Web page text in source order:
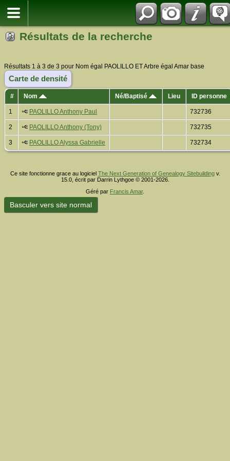
Résultats de la recherche
Résultats 1 à 3 de 3 pour Nom égal PAOLILLO ET Arbre égal Amar base
Carte de densité
# Nom Né/Baptisé Lieu ID personne
1 PAOLILLO Anthony Paul 732736
2 PAOLILLO Anthony (Tony) 732735
3 PAOLILLO Alyssa Gabrielle 732734
Ce site fonctionne grace au logiciel The Next Generation of Genealogy Sitebuildingv.
15.0, écrit par Darrin Lythgoe © 2001-2026.
Géré par Francis Amar.
Basculer vers site normal